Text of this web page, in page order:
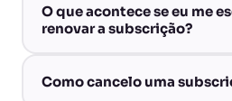
O que acontece se eu me
renovar a subscrição?
Como cancelo uma